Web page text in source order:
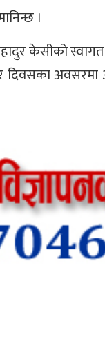
।
केसीको
दिवसका